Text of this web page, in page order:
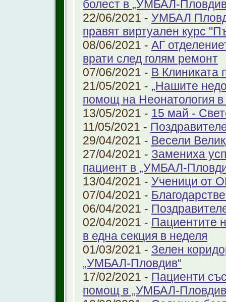
болест в „УМБАЛ-
22/06/2021 - УМБАЛ
правят виртуален курс
08/06/2021 - АГ
врати след голям ремонт
07/06/2021 - В Клиниката
21/05/2021 - „Нашите
помощ на Неонатология
13/05/2021 - 15 май -
11/05/2021 -
29/04/2021 - Весели
27/04/2021 - Замениха
пациент в „УМБАЛ-
13/04/2021 - Ученици от
07/04/2021 -
06/04/2021 -
02/04/2021 - Пациентите
в една секция в неделя
01/03/2021 - Зелен
„УМБАЛ-Пловдив“
17/02/2021 - Пациенти
помощ в „УМБАЛ-